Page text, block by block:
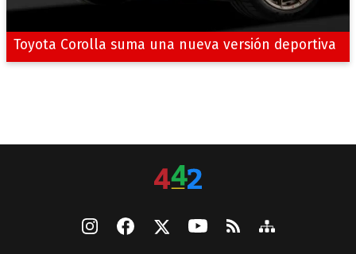
Toyota Corolla suma una nueva versión deportiva